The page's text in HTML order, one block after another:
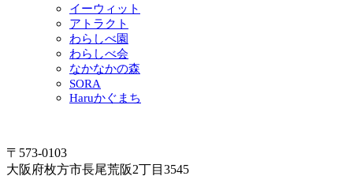
イーウィット
アトラクト
わらしべ園
わらしべ会
なかなかの森
SORA
Haruかぐまち
〒573-0103
大阪府枚方市長尾荒阪2丁目3545